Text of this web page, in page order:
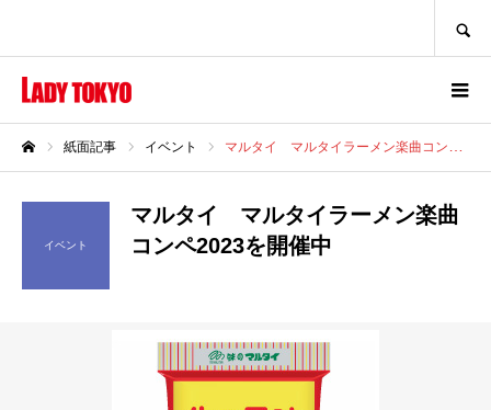
紙面記事 イベント マルタイ マルタイラーメン楽曲コンペ2023を開催中
イベント
マルタイ マルタイラーメン楽曲
コンペ2023を開催中